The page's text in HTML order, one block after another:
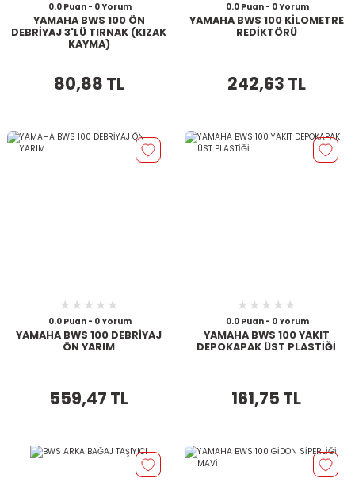
0.0 Puan - 0 Yorum
YAMAHA BWS 100 ÖN
DEBRİYAJ 3'LÜ TIRNAK (KIZAK
KAYMA)
80,88 TL
0.0 Puan - 0 Yorum
YAMAHA BWS 100 KİLOMETRE
REDİKTÖRÜ
242,63 TL
0.0 Puan - 0 Yorum
YAMAHA BWS 100 DEBRİYAJ
ÖN YARIM
559,47 TL
0.0 Puan - 0 Yorum
YAMAHA BWS 100 YAKIT
DEPOKAPAK ÜST PLASTİĞİ
161,75 TL